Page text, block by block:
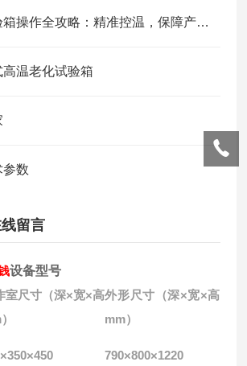
高低温老化试验箱操作全攻略：精准控温，保障产品可靠性测试
温老化试验箱
参数
留言
设备型号
室尺寸（深×宽×高外形尺寸（深×宽×高
mm）
790×800×1220